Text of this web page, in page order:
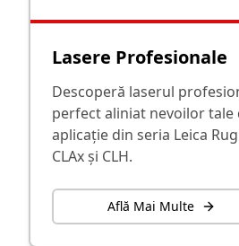
Lasere Profesionale
Descoperă laserul
perfect aliniat nevoilor tale
aplicație din seria Leica
CLAx și CLH.
Află Mai Multe